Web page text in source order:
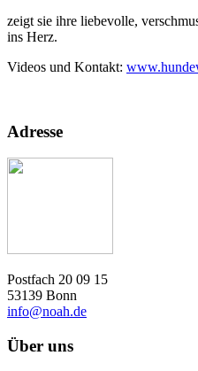
zeigt sie ihre liebevolle,
ins Herz.
Videos und Kontakt:
Adresse
Postfach 20 09 15
53139 Bonn
info@noah.de
Über uns